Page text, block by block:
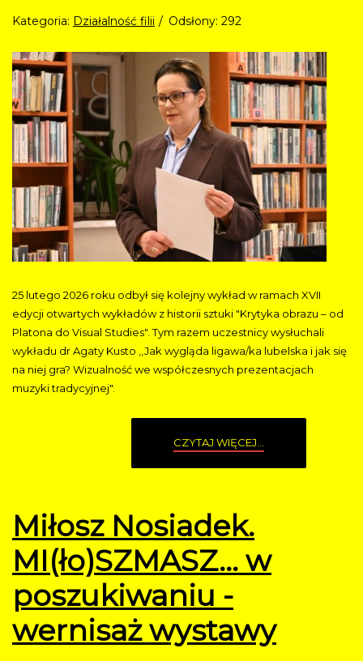
Kategoria: Działalność filii Odsłony: 292
25 lutego 2026 roku odbył się kolejny wykład w ramach XVII
edycji otwartych wykładów z historii sztuki "Krytyka obrazu – od
Platona do Visual Studies". Tym razem uczestnicy wysłuchali
wykładu dr Agaty Kusto ,,Jak wygląda ligawa/ka lubelska i jak się
na niej gra? Wizualność we współczesnych prezentacjach
muzyki tradycyjnej".
CZYTAJ WIĘCEJ...
Miłosz Nosiadek.
MI(ło)SZMASZ… w
poszukiwaniu -
wernisaż wystawy